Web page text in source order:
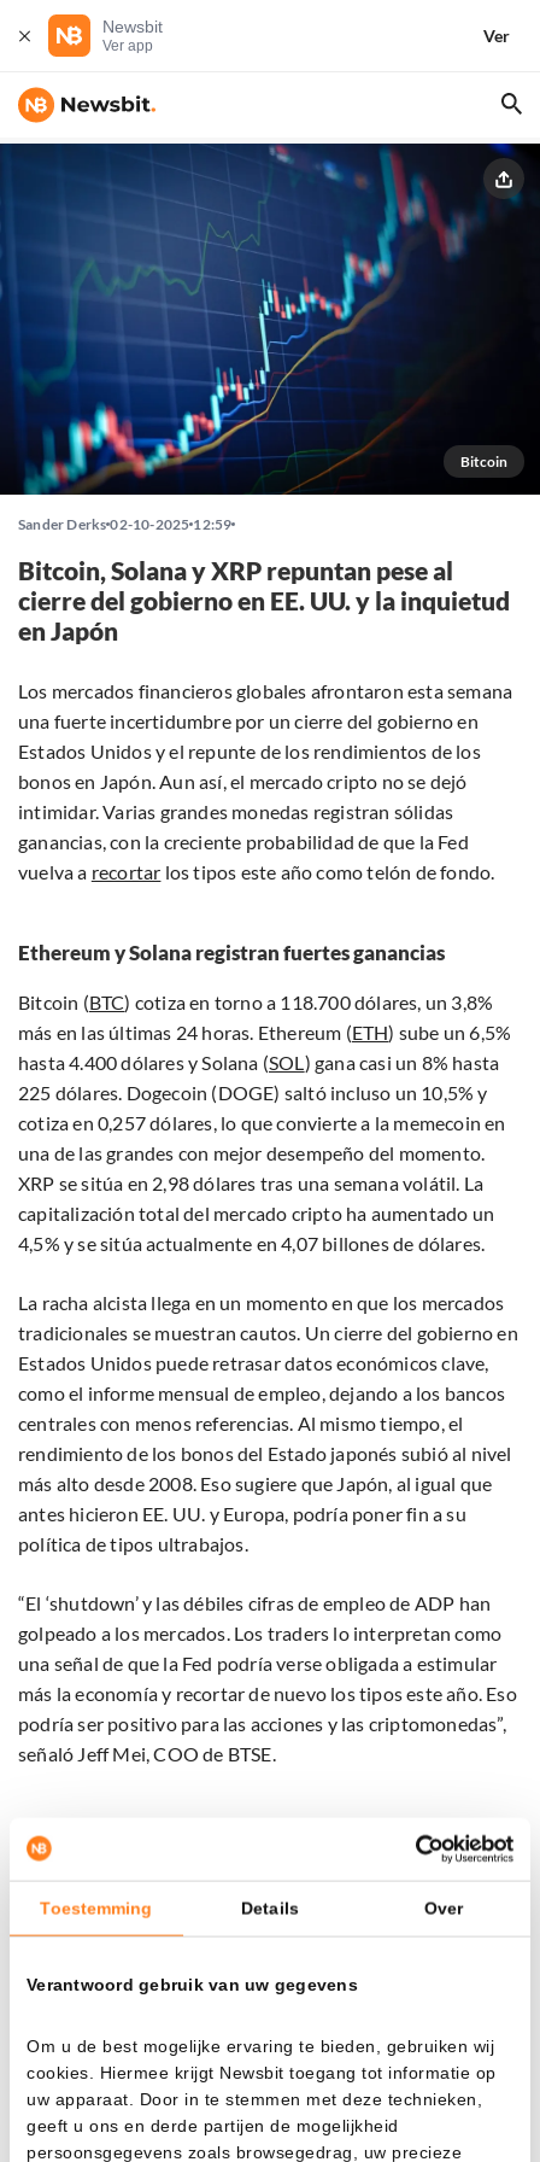
Toestemming Details Over
Verantwoord gebruik van uw gegevens
Om u de best mogelijke ervaring te bieden, gebruiken wij
cookies. Hiermee krijgt Newsbit toegang tot informatie op
uw apparaat. Door in te stemmen met deze technieken,
geeft u ons en derde partijen de mogelijkheid
persoonsgegevens zoals browsegedrag, uw precieze
Newsbit
Ver app
Ver
Bitcoin
Sander Derks 02-10-2025 12:59
Bitcoin, Solana y XRP repuntan pese al
cierre del gobierno en EE. UU. y la inquietud
en Japón
Los mercados financieros globales afrontaron esta semana
una fuerte incertidumbre por un cierre del gobierno en
Estados Unidos y el repunte de los rendimientos de los
bonos en Japón. Aun así, el mercado cripto no se dejó
intimidar. Varias grandes monedas registran sólidas
ganancias, con la creciente probabilidad de que la Fed
vuelva a recortar los tipos este año como telón de fondo.
Ethereum y Solana registran fuertes ganancias
Bitcoin (BTC) cotiza en torno a 118.700 dólares, un 3,8%
más en las últimas 24 horas. Ethereum (ETH) sube un 6,5%
hasta 4.400 dólares y Solana (SOL) gana casi un 8% hasta
225 dólares. Dogecoin (DOGE) saltó incluso un 10,5% y
cotiza en 0,257 dólares, lo que convierte a la memecoin en
una de las grandes con mejor desempeño del momento.
XRP se sitúa en 2,98 dólares tras una semana volátil. La
capitalización total del mercado cripto ha aumentado un
4,5% y se sitúa actualmente en 4,07 billones de dólares.
La racha alcista llega en un momento en que los mercados
tradicionales se muestran cautos. Un cierre del gobierno en
Estados Unidos puede retrasar datos económicos clave,
como el informe mensual de empleo, dejando a los bancos
centrales con menos referencias. Al mismo tiempo, el
rendimiento de los bonos del Estado japonés subió al nivel
más alto desde 2008. Eso sugiere que Japón, al igual que
antes hicieron EE. UU. y Europa, podría poner fin a su
política de tipos ultrabajos.
“El ‘shutdown’ y las débiles cifras de empleo de ADP han
golpeado a los mercados. Los traders lo interpretan como
una señal de que la Fed podría verse obligada a estimular
más la economía y recortar de nuevo los tipos este año. Eso
podría ser positivo para las acciones y las criptomonedas”,
señaló Jeff Mei, COO de BTSE.
La volatilidad cripto cae
Llama la atención que las oscilaciones del mercado cripto
estén disminuyendo. Augustine Fan, de
SignalPlus, observa
que la volatilidad implícita en varios mercados, también en
BTC, ha bajado en los últimos meses. Volatilidad implícita
infiere de los precios de las opciones.
Según Fan, ese descenso obedece a una Reserva Federal
más prudente, a un crecimiento más estable de la economía
mundial y a menos sobresaltos geopolíticos. Por ello, los